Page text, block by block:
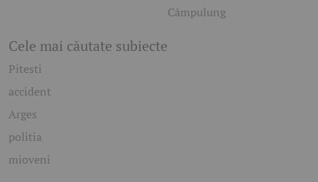
Câmpulung
Cele mai căutate subiecte
Pitesti
accident
Arges
politia
mioveni